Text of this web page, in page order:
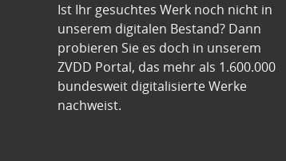
Ist Ihr gesuchtes Werk noch nicht in
unserem digitalen Bestand? Dann
probieren Sie es doch in unserem
ZVDD Portal, das mehr als 1.600.000
bundesweit digitalisierte Werke
nachweist.